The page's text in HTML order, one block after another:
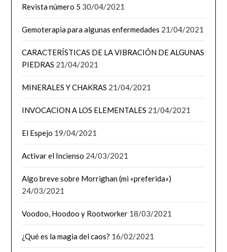
Revista número 5 30/04/2021
Gemoterapia para algunas enfermedades 21/04/2021
CARACTERÍSTICAS DE LA VIBRACIÓN DE ALGUNAS
PIEDRAS 21/04/2021
MINERALES Y CHAKRAS 21/04/2021
INVOCACION A LOS ELEMENTALES 21/04/2021
El Espejo 19/04/2021
Activar el Incienso 24/03/2021
Algo breve sobre Morrighan (mi «preferida»)
24/03/2021
Voodoo, Hoodoo y Rootworker 18/03/2021
¿Qué es la magia del caos? 16/02/2021